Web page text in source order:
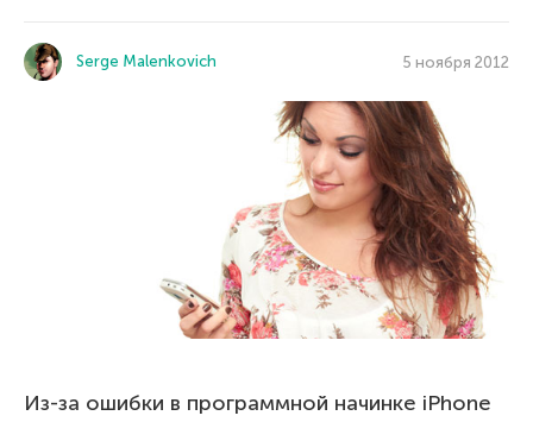
Serge Malenkovich 5 ноября 2012
Из-за ошибки в программной начинке iPhone